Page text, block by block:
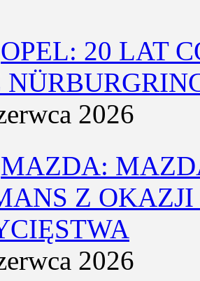
OPEL: 20 LAT
2026
MAZDA:
Z
2026